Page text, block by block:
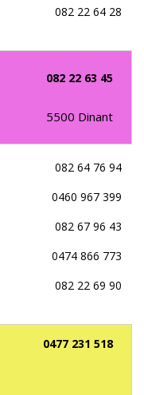
082 22 64 28
082 22 63 45
5500 Dinant
082 64 76 94
0460 967 399
082 67 96 43
0474 866 773
082 22 69 90
0477 231 518